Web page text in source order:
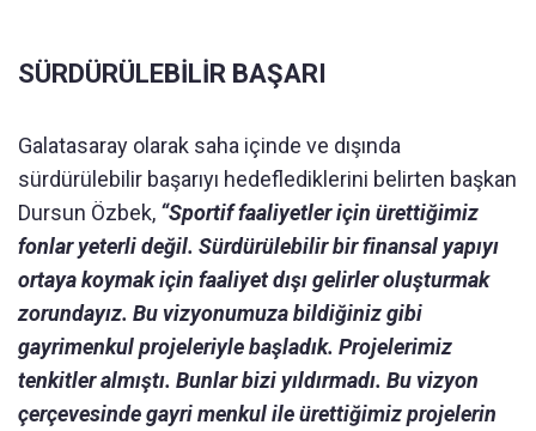
SÜRDÜRÜLEBİLİR BAŞARI
Galatasaray olarak saha içinde ve dışında
sürdürülebilir başarıyı hedeflediklerini belirten başkan
Dursun Özbek, “Sportif faaliyetler için ürettiğimiz
fonlar yeterli değil. Sürdürülebilir bir finansal yapıyı
ortaya koymak için faaliyet dışı gelirler oluşturmak
zorundayız. Bu vizyonumuza bildiğiniz gibi
gayrimenkul projeleriyle başladık. Projelerimiz
tenkitler almıştı. Bunlar bizi yıldırmadı. Bu vizyon
çerçevesinde gayri menkul ile ürettiğimiz projelerin